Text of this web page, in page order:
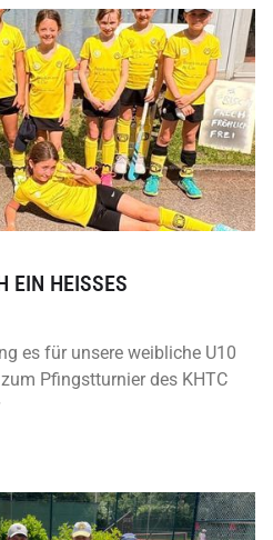
HEISSES H
es für unsere weibliche U10
Pfingstturnier des KHTC